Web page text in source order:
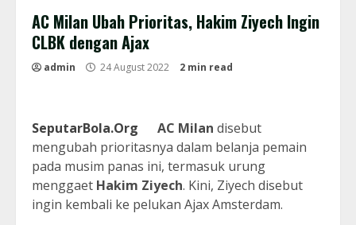
AC Milan Ubah Prioritas, Hakim Ziyech Ingin
CLBK dengan Ajax
admin 24 August 2022 2 min read
SeputarBola.Org AC Milan disebut
mengubah prioritasnya dalam belanja pemain
pada musim panas ini, termasuk urung
menggaet Hakim Ziyech. Kini, Ziyech disebut
ingin kembali ke pelukan Ajax Amsterdam.